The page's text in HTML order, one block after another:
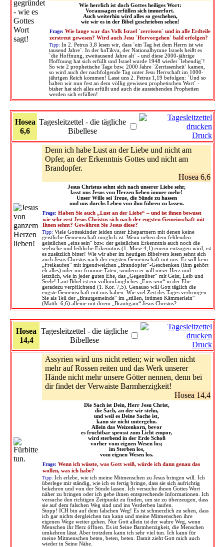
Wie herrlich ist doch Gottes heiliges Wort:
Voraussagen erfüllen sich immerfort.
Auch weiterhin wird alles so geschehen,
wie wir es in der Bibel geschrieben sehen!
Frage: Wie lange war das Volk Israel `zerrissen` und in alle Erdteile
zerstreut gewesen? Wird auch Jesu `Hervorgehen` bald erfolgen?
Tipp: In 2. Petrus 3,8 lesen wir, dass `ein Tag bei dem Herrn ist wie
tausend Jahre`. In der haTikva, der Nationalhymne Israels heißt es
`die Hoffnung, zweitausend Jahre alt` - und diese 2000-jährige
Hoffnung hat sich erfüllt und Israel wurde 1948 wieder `lebendig`!
So wie 2 prophetische Tage bzw. 2000 Jahre `Zerrissenheit` kamen,
so wird auch der nachfolgende Tag unter Jesu Herrschaft im 1000-
jährigen Reich kommen! Lasst uns 2. Petrus 1,19 befolgen: `Und so
halten wir nun fest an dem völlig gewissen prophetischen Wort` -
bisher hat sich alles erfüllt und auch die ausstehenden Prophetien
werden sich erfüllen!
Hosea
6,6
Tagesleitzettel - die tägliche
Bibellese
Druck
Denn ich habe Lust an der Liebe und nicht am
Opfer, an der Erkenntnis Gottes und nicht am
Brandopfer.
Hosea 6,6
Jesus Christus sehnt sich nach unserer Liebe sehr,
lasst uns Jesus von Herzen lieben immer mehr!
Unser Wille sei Treue, die Sünde zu hassen
und uns durchs Leben von ihm führen zu lassen.
Frage: Haben Sie auch „Lust an der Liebe“ – und ist ihnen bewusst
wie sehr erst Jesus Christus sich nach der engsten Gemeinschaft mit
Ihnen sehnt? Gewähren Sie Jesus diese?
Tipp: Viele Gotteskinder leiden unter Ehepartnern mit denen keine
geistliche Gemeinschaft möglich ist. Wenn neben dem fehlenden
geistlichen „eins sein“ bzw. der geistlichen Erkenntnis auch noch die
seelische und leibliche Erkenntnis (1. Mose 4,1) einem entzogen wird, ist
es zusätzlich bitter! Wie wir aber im heutigen Bibelvers lesen sehnt sich
auch Jesus Christus nach der engsten Gemeinschaft mit uns. Er will kein
„Freikaufen“ mit irgendwelchen „Brandopfer“-Geschenken (ihm gehört
eh alles) oder nur fromme Taten, sondern er will unser Herz und
letztlich, wie in jeder guten Ehe, das „Gegenüber“ mit Geist, Leib und
Seele! Laut Bibel ist ein vollumfängliches „Eins sein“ in der Ehe
geradezu verpflichtend (1. Kor. 7,5). Genauso will Gott täglich die
engste Gemeinschaft mit uns haben. Wie viel Zeit des Tages verbringen
Sie als Teil der „Brautgemeinde“ im „stillen, intimen Kämmerlein“
(Matth. 6,6) alleine mit ihrem „Bräutigam“ Jesus Christus?
Hosea
14,4
Tagesleitzettel - die tägliche
Bibellese
Druck
Assyrien wird uns nicht retten; wir wollen nicht
mehr auf Rossen reiten und das Werk unserer
Hände nicht mehr unsere Götter nennen, denn bei
dir findet der Verwaiste Barmherzigkeit!
Hosea 14,4
Die Sach ist Dein, Herr Jesu Christ,
die Sach, an der wir stehn,
und weil es Deine Sache ist,
kann sie nicht untergehn.
Allein das Weizenkorn, bevor
es fruchtbar sprosst zum Licht empor,
wird sterbend in der Erde Schoß
vorher vom eignen Wesen los;
im Sterben los,
vom eignen Wesen los.
Frage: Wenn ich wüsste, was Gott weiß, würde ich dann genau das
wollen, was ich habe?
Tipp: Ich erlebe, wie ich meine Mitmenschen zu Jesus bringen will. Ich
überlege mir ständig, wie ich es fertig bringe, dass sie sich aufrichtig
bekehren und von der Sünde lassen. Ich versuche ihnen Gottes Wort
näher zu bringen oder ich gebe ihnen entsprechende Informationen. Ich
versuche den richtigen Zeitpunkt zu finden, um sie zu überzeugen, dass
sie auf dem falschen Weg sind und ins Verderben laufen.
Stopp! ICH bin auf dem falschen Weg! Es ist schmerzlich zu sehen, dass
ich gar nichts dergleichen tun kann und meine Mitmenschen ihre
eigenen Wege weiter gehen. Nur Gott allein ist der wahre Weg, wenn
Menschen ihr Herz öffnen. Es ist Seine Barmherzigkeit, die Menschen
umkehren lässt. Aber trotzdem kann ich sehr viel tun. Ich kann für
meine Mitmenschen beten, beten, beten. Damit zieht Gott mich auch
wieder in Seine Nähe.